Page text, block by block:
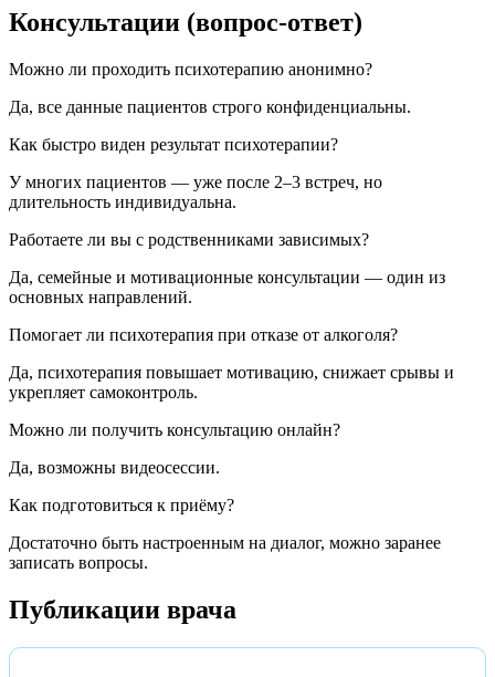
Консультации (вопрос-ответ)
Можно ли проходить психотерапию анонимно?
Да, все данные пациентов строго конфиденциальны.
Как быстро виден результат психотерапии?
У многих пациентов — уже после 2–3 встреч, но
длительность индивидуальна.
Работаете ли вы с родственниками зависимых?
Да, семейные и мотивационные консультации — один из
основных направлений.
Помогает ли психотерапия при отказе от алкоголя?
Да, психотерапия повышает мотивацию, снижает срывы и
укрепляет самоконтроль.
Можно ли получить консультацию онлайн?
Да, возможны видеосессии.
Как подготовиться к приёму?
Достаточно быть настроенным на диалог, можно заранее
записать вопросы.
Публикации врача